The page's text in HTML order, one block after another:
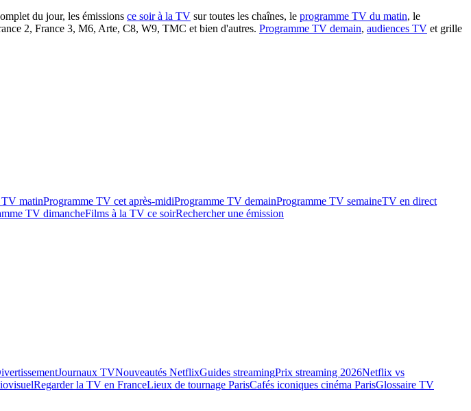
du jour, les émissions ce soir à la TV sur toutes les chaînes, le programme TV du matin, le
2, France 3, M6, Arte, C8, W9, TMC et bien d'autres. Programme TV demain, audiences TV et grille
TV matinProgramme TV cet après-midiProgramme TV demainProgramme TV semaineTV en direct
TV dimancheFilms à la TV ce soirRechercher une émission
Journaux TVNouveautés NetflixGuides streamingPrix streaming 2026Netflix vs
Regarder la TV en FranceLieux de tournage ParisCafés iconiques cinéma ParisGlossaire TV